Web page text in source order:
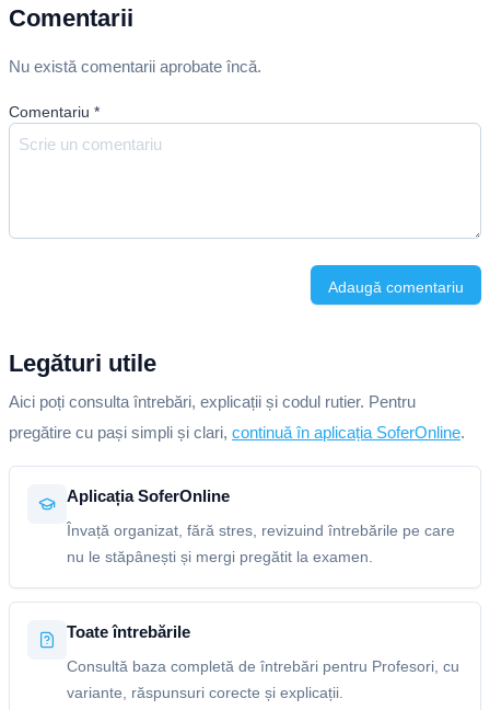
Comentarii
Nu există comentarii aprobate încă.
Comentariu *
Adaugă comentariu
Legături utile
Aici poți consulta întrebări, explicații și codul rutier. Pentru
pregătire cu pași simpli și clari, continuă în aplicația SoferOnline.
Aplicația SoferOnline
Învață organizat, fără stres, revizuind întrebările pe care
nu le stăpânești și mergi pregătit la examen.
Toate întrebările
Consultă baza completă de întrebări pentru Profesori, cu
variante, răspunsuri corecte și explicații.